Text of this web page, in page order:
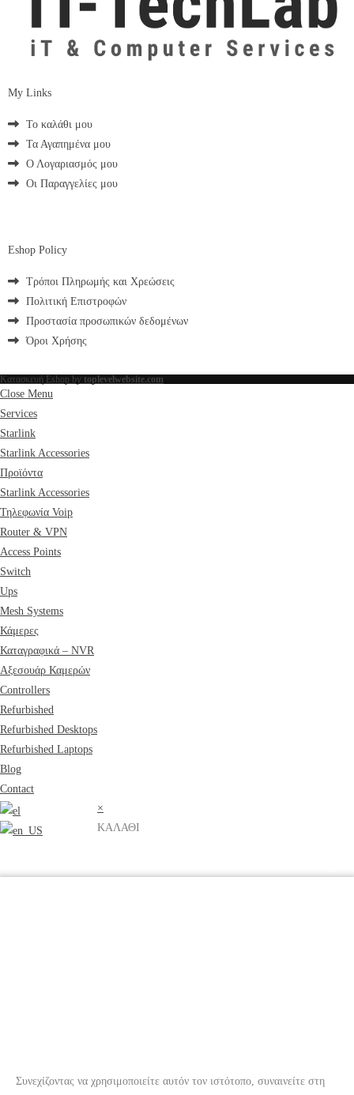
My Links
Το καλάθι μου
Τα Αγαπημένα μου
Ο Λογαριασμός μου
Οι Παραγγελίες μου
Eshop Policy
Τρόποι Πληρωμής και Χρεώσεις
Πολιτική Επιστροφών
Προστασία προσωπικών δεδομένων
Όροι Χρήσης
Κατασκευή Eshop by toplevelwebsite.com
Close Menu
Services
Starlink
Starlink Accessories
Προϊόντα
Starlink Accessories
Τηλεφωνία Voip
Router & VPN
Access Points
Switch
Ups
Mesh Systems
Κάμερες
Καταγραφικά – NVR
Αξεσουάρ Καμερών
Controllers
Refurbished
Refurbished Desktops
Refurbished Laptops
Blog
Contact
×
ΚΑΛΑΘΙ
Συνεχίζοντας να χρησιμοποιείτε αυτόν τον ιστότοπο, συναινείτε στη